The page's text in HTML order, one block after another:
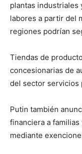
plantas industriales
labores a partir del
regiones podrían
Tiendas de
concesionarias de
del sector servicios
Putin también
financiera a
mediante